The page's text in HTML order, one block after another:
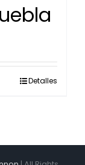
Detalles